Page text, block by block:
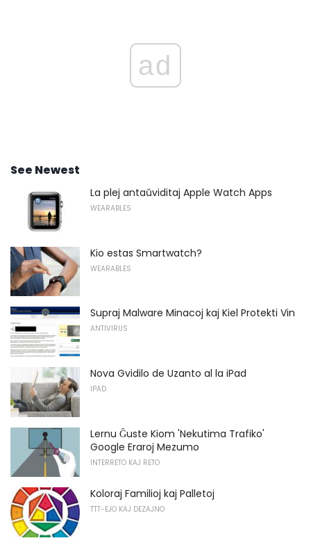
ad
See Newest
La plej antaŭviditaj Apple Watch Apps
WEARABLES
Kio estas Smartwatch?
WEARABLES
Supraj Malware Minacoj kaj Kiel Protekti Vin
ANTIVIRUS
Nova Gvidilo de Uzanto al la iPad
IPAD
Lernu Ĝuste Kiom 'Nekutima Trafiko'
Google Eraroj Mezumo
INTERRETO KAJ RETO
Koloraj Familioj kaj Palletoj
TTT-EJO KAJ DEZAJNO